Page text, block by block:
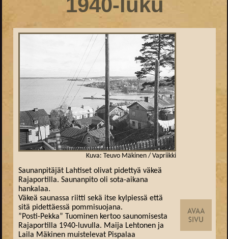
1940-luku
Kuva: Teuvo Mäkinen / Vapriikki
Saunanpitäjät Lahtiset olivat pidettyä väkeä
Rajaportilla. Saunanpito oli sota-aikana
hankalaa.
Väkeä saunassa riitti sekä itse kylpiessä että
sitä pidettäessä pommisuojana.
”Posti-Pekka” Tuominen kertoo saunomisesta
Rajaportilla 1940-luvulla. Maija Lehtonen ja
Laila Mäkinen muistelevat Pispalaa